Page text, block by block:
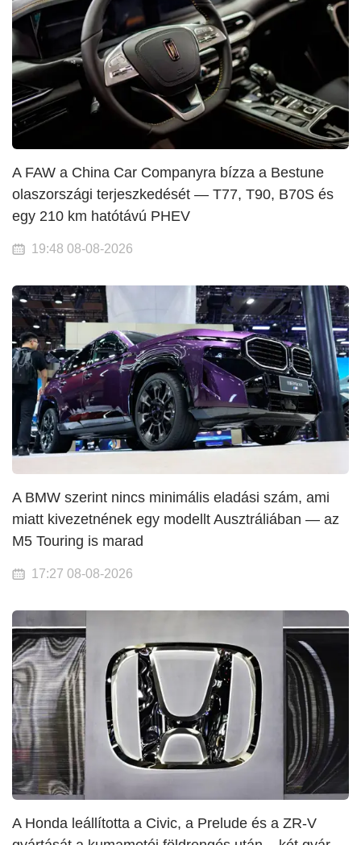
A FAW a China Car Companyra bízza a Bestune
olaszországi terjeszkedését — T77, T90, B70S és
egy 210 km hatótávú PHEV
19:48 08-08-2026
A BMW szerint nincs minimális eladási szám, ami
miatt kivezetnének egy modellt Ausztráliában — az
M5 Touring is marad
17:27 08-08-2026
A Honda leállította a Civic, a Prelude és a ZR-V